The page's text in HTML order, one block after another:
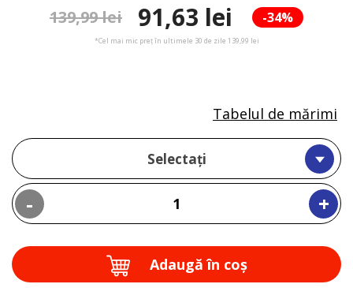
-34%
139,99 lei 91,63 lei
*Cel mai mic preț în ultimele 30 de zile 139,99 lei
Selectați
- +
Tabelul de mărimi
Adaugă în coş